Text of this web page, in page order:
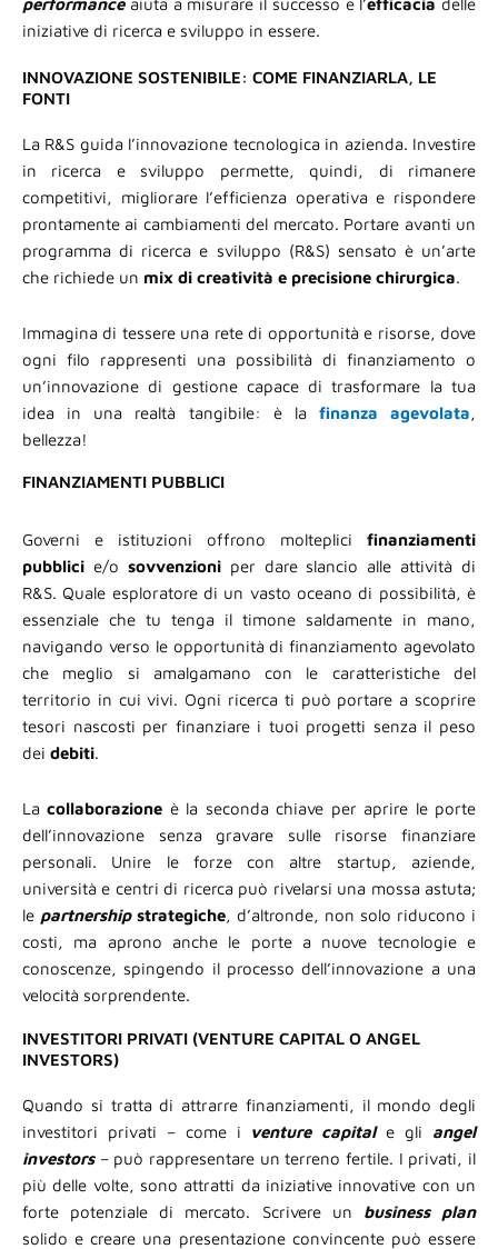
iniziative di ricerca e sviluppo in essere.
INNOVAZIONE SOSTENIBILE: COME FINANZIARLA, LE
FONTI
La R&S guida l’innovazione tecnologica in azienda. Investire
in ricerca e sviluppo permette, quindi, di rimanere
competitivi, migliorare l’efficienza operativa e rispondere
prontamente ai cambiamenti del mercato. Portare avanti un
programma di ricerca e sviluppo (R&S) sensato è un’arte
che richiede un mix di creatività e precisione chirurgica.
Immagina di tessere una rete di opportunità e risorse, dove
ogni filo rappresenti una possibilità di finanziamento o
un’innovazione di gestione capace di trasformare la tua
idea in una realtà tangibile: è la finanza agevolata,
bellezza!
FINANZIAMENTI PUBBLICI
Governi e istituzioni offrono molteplici finanziamenti
pubblici e/o sovvenzioniper dare slancio alle attività di
R&S. Quale esploratore di un vasto oceano di possibilità, è
essenziale che tu tenga il timone saldamente in mano,
navigando verso le opportunità di finanziamento agevolato
che meglio si amalgamano con le caratteristiche del
territorio in cui vivi. Ogni ricerca ti può portare a scoprire
tesori nascosti per finanziare i tuoi progetti senza il peso
dei debiti.
Lacollaborazione è la seconda chiave per aprire le porte
dell’innovazione senza gravare sulle risorse finanziare
personali. Unire le forze con altre startup, aziende,
università e centri di ricerca può rivelarsi una mossa astuta;
le partnership strategiche, d’altronde, non solo riducono i
costi, ma aprono anche le porte a nuove tecnologie e
conoscenze, spingendo il processo dell’innovazione a una
velocità sorprendente.
INVESTITORI PRIVATI (VENTURE CAPITAL O ANGEL
INVESTORS)
Quando si tratta di attrarre finanziamenti, il mondo degli
investitori privati – come i venture capitale gli angel
investors– può rappresentare un terreno fertile. I privati, il
più delle volte, sono attratti da iniziative innovative con un
forte potenziale di mercato. Scrivere un business plan
solido e creare una presentazione convincente può essere